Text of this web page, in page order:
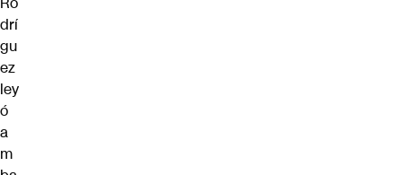
drí
gu
ez
ley
ó
a
m